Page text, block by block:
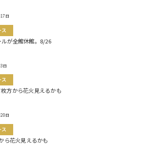
日
ス
ルが全館休館。8/26
日
ス
方から花火見えるかも
日
ス
ら花火見えるかも